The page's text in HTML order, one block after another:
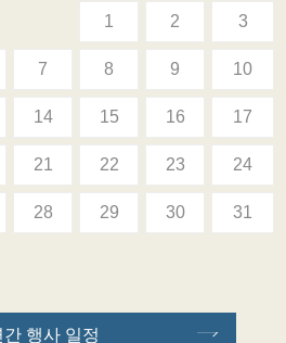
1 2 3
7 8 9 10
14 15 16 17
21 22 23 24
28 29 30 31
간 행사 일정